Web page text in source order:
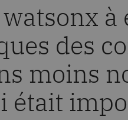
watsonx
des
moins
était